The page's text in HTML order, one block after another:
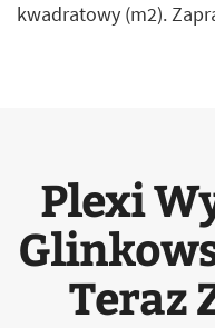
kwadratowy (m2).
Plexi
Teraz